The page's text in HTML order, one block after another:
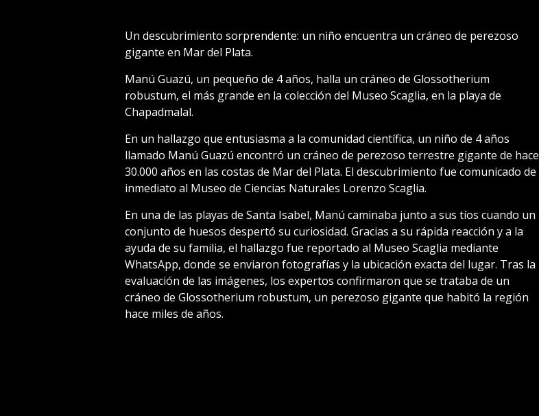
Un descubrimiento sorprendente: un niño encuentra un cráneo de perezoso
gigante en Mar del Plata.
Manú Guazú, un pequeño de 4 años, halla un cráneo de Glossotherium
robustum, el más grande en la colección del Museo Scaglia, en la playa de
Chapadmalal.
En un hallazgo que entusiasma a la comunidad científica, un niño de 4 años
llamado Manú Guazú encontró un cráneo de perezoso terrestre gigante de hace
30.000 años en las costas de Mar del Plata. El descubrimiento fue comunicado de
inmediato al Museo de Ciencias Naturales Lorenzo Scaglia.
En una de las playas de Santa Isabel, Manú caminaba junto a sus tíos cuando un
conjunto de huesos despertó su curiosidad. Gracias a su rápida reacción y a la
ayuda de su familia, el hallazgo fue reportado al Museo Scaglia mediante
WhatsApp, donde se enviaron fotografías y la ubicación exacta del lugar. Tras la
evaluación de las imágenes, los expertos confirmaron que se trataba de un
cráneo de Glossotherium robustum, un perezoso gigante que habitó la región
hace miles de años.